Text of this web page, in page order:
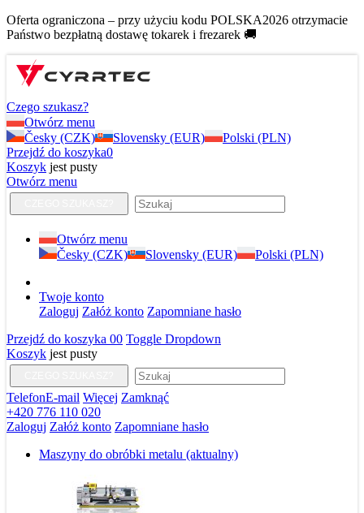
Oferta ograniczona – przy użyciu kodu POLSKA2026 otrzymacie
Państwo bezpłatną dostawę tokarek i frezarek 🚚
Czego szukasz?
Otwórz menu
Česky (CZK)
Slovensky (EUR)
Polski (PLN)
Przejdź do koszyka0
Koszyk jest pusty
Otwórz menu
Otwórz menu
Česky (CZK)
Slovensky (EUR) Polski (PLN)
Twoje konto
Zaloguj Załóż konto Zapomniane hasło
Przejdź do koszyka 00 Toggle Dropdown
Koszyk jest pusty
TelefonE-mail Więcej Zamknąć
+420 776 110 020
Zaloguj Załóż konto Zapomniane hasło
Maszyny do obróbki metalu (aktualny)